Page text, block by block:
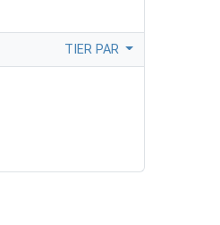
TIER PAR